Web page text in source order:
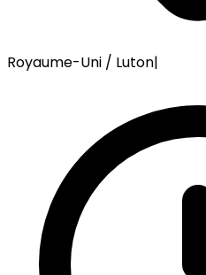
Royaume-Uni / Luton|